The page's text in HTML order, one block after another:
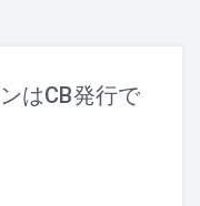
はCB発行で